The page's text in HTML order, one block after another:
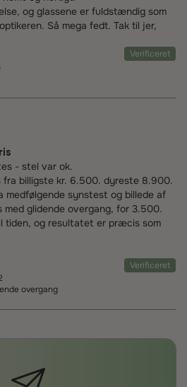
og glassene er fuldstændig som
Så mega fedt. Tak til jer,
Verificeret
- stel var ok.
fra billigste kr. 6.500. dyreste 8.900.
medfølgende synstest og billede af
glidende overgang, for 3.500.
tiden, og resultatet er præcis som
Verificeret
overgang